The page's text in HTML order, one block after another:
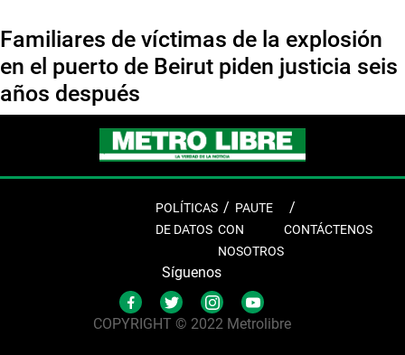
Familiares de víctimas de la explosión
en el puerto de Beirut piden justicia seis
años después
POLÍTICAS
DE DATOS
PAUTE
CON
NOSOTROS
CONTÁCTENOS
Síguenos
COPYRIGHT © 2022 Metrolibre